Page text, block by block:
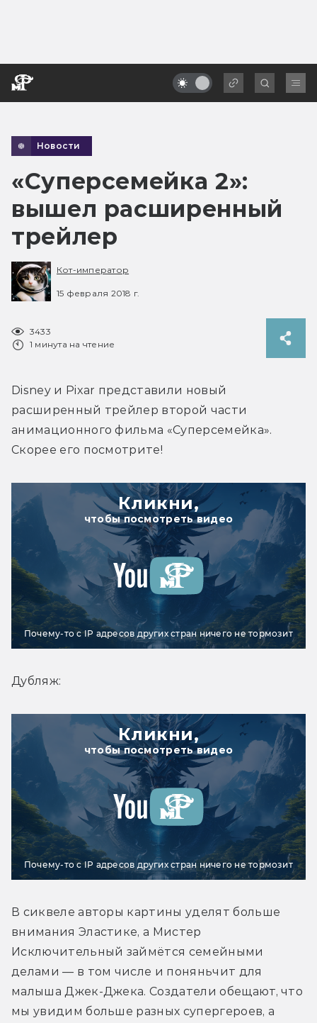
Новости
«Суперсемейка 2»:
вышел расширенный
трейлер
Кот-император
15 февраля 2018 г.
3433
1 минута на чтение
Disney и Pixar представили новый
расширенный трейлер второй части
анимационного фильма «Суперсемейка».
Скорее его посмотрите!
Кликни,
чтобы посмотреть видео
Почему-то с IP адресов других стран ничего не тормозит
Дубляж:
Кликни,
чтобы посмотреть видео
Почему-то с IP адресов других стран ничего не тормозит
В сиквеле авторы картины уделят больше
внимания Эластике, а Мистер
Исключительный займётся семейными
делами — в том числе и поняньчит для
малыша Джек-Джека. Создатели обещают, что
мы увидим больше разных супергероев, а